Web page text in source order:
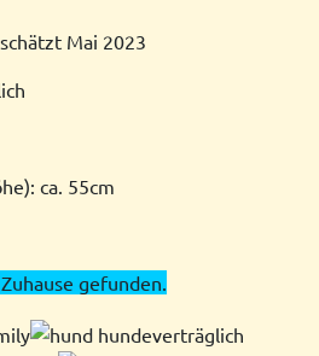
Mai 2023
ca. 55cm
gefunden.